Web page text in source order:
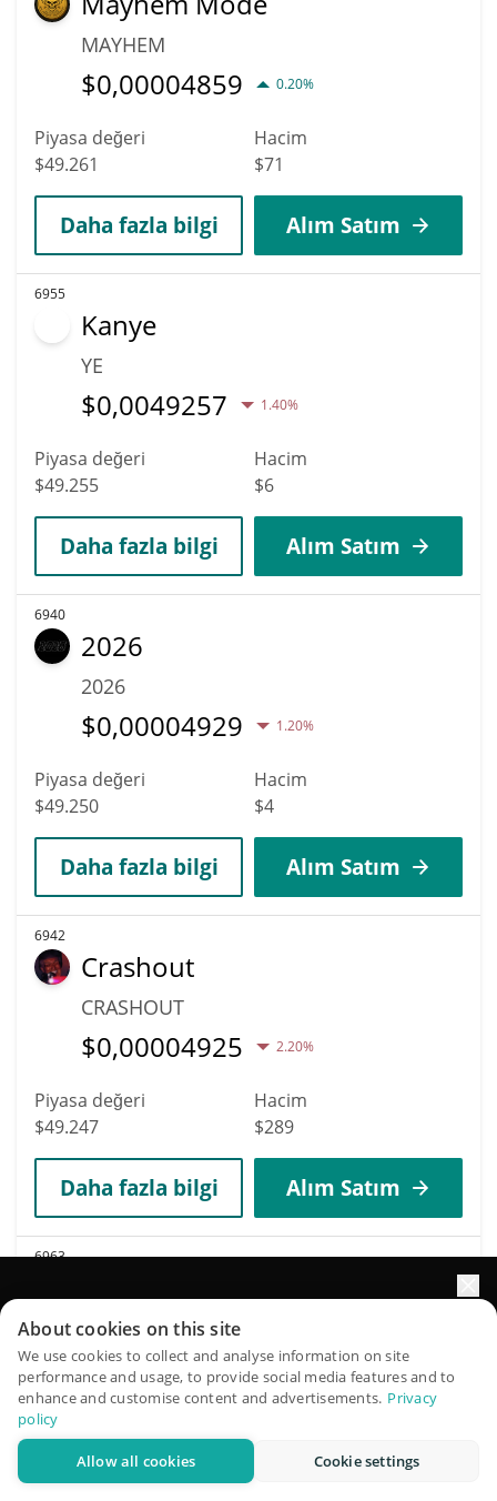
MAYHEM
$0,00004859 0.20%
Piyasa değeri
$49.261
Hacim
$71
Daha fazla bilgi Alım Satım
6955
Kanye
YE
$0,0049257 1.40%
Piyasa değeri
$49.255
Hacim
$6
Daha fazla bilgi Alım Satım
6940
2026
2026
$0,00004929 1.20%
Piyasa değeri
$49.250
Hacim
$4
Daha fazla bilgi Alım Satım
6942
Crashout
CRASHOUT
$0,00004925 2.20%
Piyasa değeri
$49.247
Hacim
$289
Daha fazla bilgi Alım Satım
6963
NATIVE
$0,00000049 0.30%
Piyasa değeri
QuantPilot, otonom ajanların stratejilerinizi oluşturduğu,
geriye dönük test ettiği ve optimize ettiği ve piyasa
araştırması yürüttüğü uçtan uca bir strateji platformudur
Ücretsiz deneyin
About cookies on this site
We use cookies to collect and analyse information on site
performance and usage, to provide social media features and to
enhance and customise content and advertisements. Privacy
policy
Allow all cookies Cookie settings